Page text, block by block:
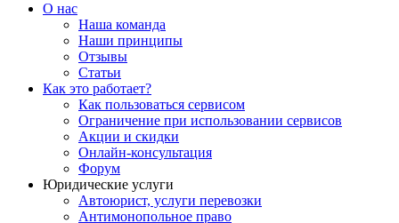
О нас
Наша команда
Наши принципы
Отзывы
Статьи
Как это работает?
Как пользоваться сервисом
Ограничение при использовании сервисов
Акции и скидки
Онлайн-консультация
Форум
Юридические услуги
Автоюрист, услуги перевозки
Антимонопольное право